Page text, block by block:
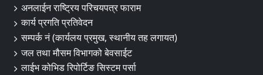
अनलाईन राष्ट्रिय परिचयपत्र फाराम
कार्य प्रगति प्रतिवेदन
सम्पर्क नं (कार्यलय प्रमुख, स्थानीय तह लगायत)
जल तथा मौसम विभागको बेवसाईट
लाईभ कोभिड रिपोर्टिङ सिस्टम पर्सा